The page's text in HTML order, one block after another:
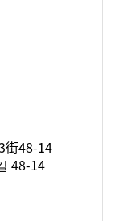
街48-14
48-14